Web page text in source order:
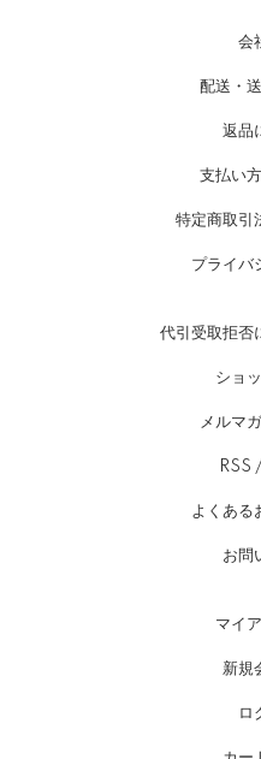
会
配送・
返品
支払い
特定商取引
プライバ
代引受取拒否
ショ
メルマ
RSS /
よくある
お問
マイ
新規
ロ